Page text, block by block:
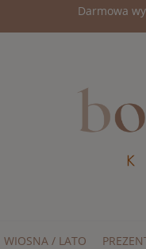
Darmowa
WIOSNA / LATO